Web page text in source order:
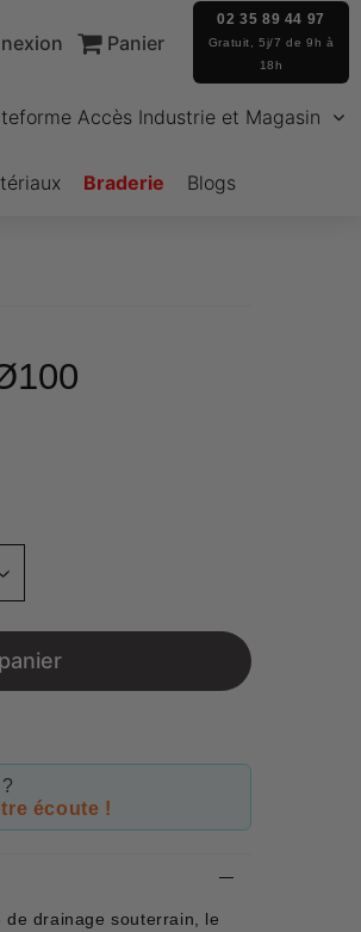
Panier
02 35 89 44 97
Gratuit, 5j/7 de 9h à
18h
Accès Industrie et Magasin
Braderie Blogs
écoute !
drainage souterrain, le